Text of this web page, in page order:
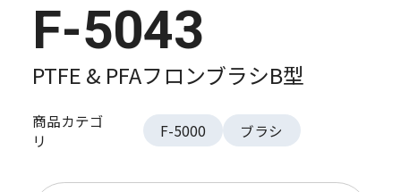
F-5043
PTFE & PFAフロンブラシB型
商品カテゴ
リ
F-5000 ブラシ